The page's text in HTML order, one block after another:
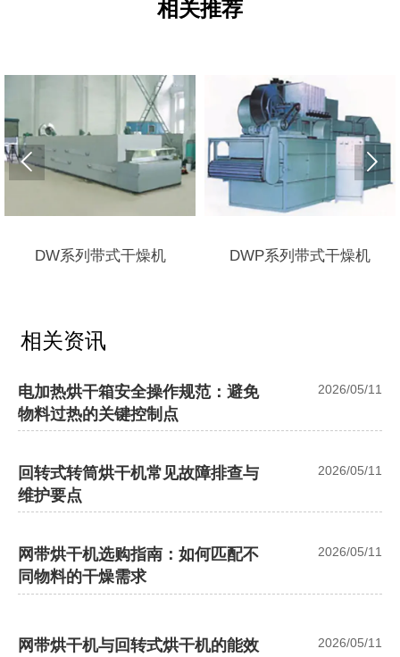
相关推荐
DW系列带式干燥机 DWP系列带式干燥机
 
相关资讯
电加热烘干箱安全操作规范：避免
物料过热的关键控制点
2026/05/11
回转式转筒烘干机常见故障排查与
维护要点
2026/05/11
网带烘干机选购指南：如何匹配不
同物料的干燥需求
2026/05/11
网带烘干机与回转式烘干机的能效
2026/05/11